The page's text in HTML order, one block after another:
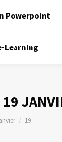
Powerpoint
Learning
19
19